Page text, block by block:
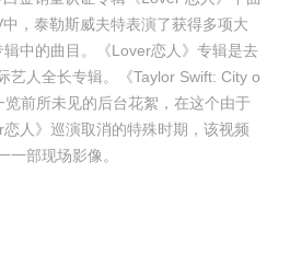
，泰勒斯威夫特表演了获得多项大
中的曲目。《Lover恋人》专辑是去
艺人全长专辑。《Taylor Swift: City o
前所未见的后台花絮，在这个由于
人》巡演取消的特殊时期，该视频
一部现场影像。